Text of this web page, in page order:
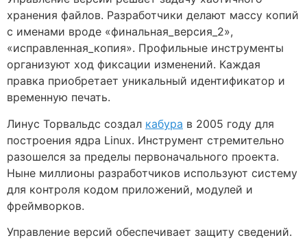
хранения файлов. Разработчики делают массу копий
с именами вроде «финальная_версия_2»,
«исправленная_копия». Профильные инструменты
организуют ход фиксации изменений. Каждая
правка приобретает уникальный идентификатор и
временную печать.
Линус Торвальдс создал кабура в 2005 году для
построения ядра Linux. Инструмент стремительно
разошелся за пределы первоначального проекта.
Ныне миллионы разработчиков используют систему
для контроля кодом приложений, модулей и
фреймворков.
Управление версий обеспечивает защиту сведений.